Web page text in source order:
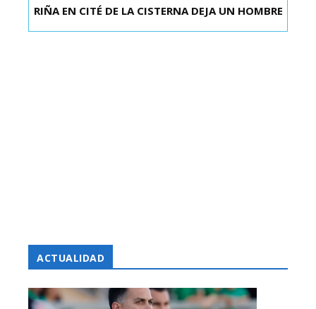
IPC DE JULIO SUBIÓ 0,1% EN JULIO: BAJA EN
RIÑA EN CITÉ DE LA CISTERNA DEJA UN HOMBRE
ACTUALIDAD